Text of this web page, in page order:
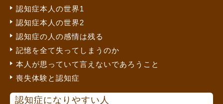
認知症本人の世界1
認知症本人の世界2
認知症の人の感情は残る
記憶を全て失ってしまうのか
本人が思っていて言えないであろうこと
喪失体験と認知症
認知症になりやすい人